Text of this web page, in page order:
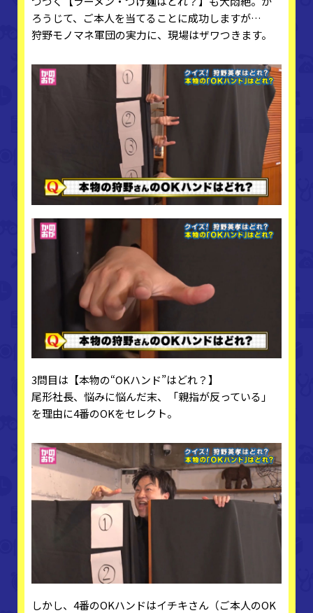
ろうじて、ご本人を当てることに成功しますが…
狩野モノマネ軍団の実力に、現場はザワつきます。
3問目は【本物の“OKハンド”はどれ？】
尾形社長、悩みに悩んだ末、「親指が反っている」
を理由に4番のOKをセレクト。
しかし、4番のOKハンドはイチキさん（ご本人のOK